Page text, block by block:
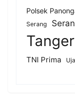
Polsek
Serang
TNI Prima